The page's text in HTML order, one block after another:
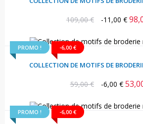
Prix
109,00 € -11,00 € Prix
PROMO ! -6,00 €
COLLECTION DE MOTIFS DE
Prix
59,00 € -6,00 € Prix
PROMO ! -6,00 €